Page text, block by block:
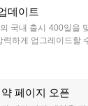
데이트
국내 출시 400일
하게 업그레이드할
페이지 오픈